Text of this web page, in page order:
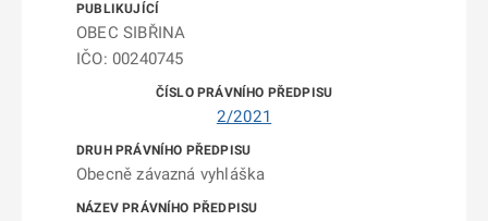
OBEC SIBŘINA
IČO: 00240745
2/2021
Obecně závazná vyhláška